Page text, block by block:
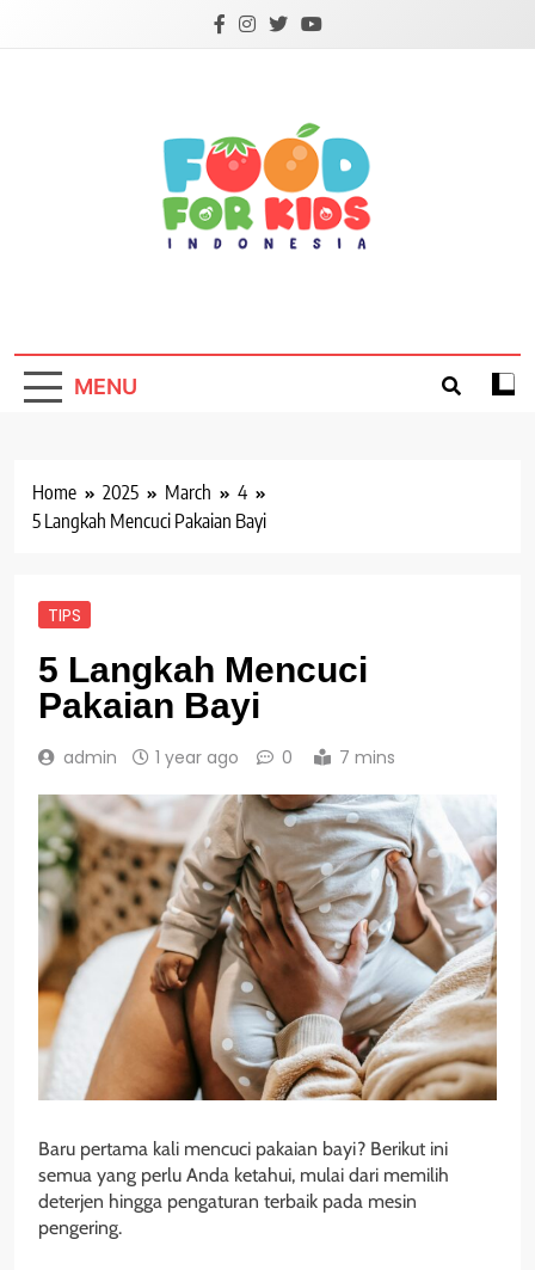
MENU
Home 2025 March
4
5 Langkah Mencuci Pakaian Bayi
TIPS
5 Langkah Mencuci
Pakaian Bayi
admin 1 year ago 0 7 mins
Baru pertama kali mencuci pakaian bayi? Berikut ini
semua yang perlu Anda ketahui, mulai dari memilih
deterjen hingga pengaturan terbaik pada mesin
pengering.